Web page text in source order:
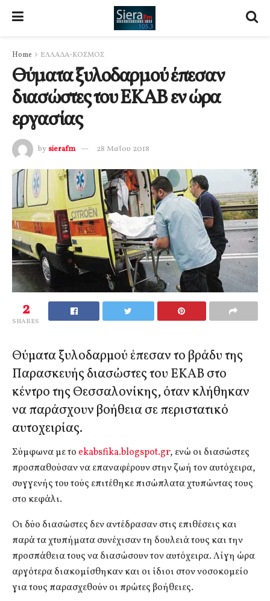
Home ΕΛΛΑΔΑ-ΚΟΣΜΟΣ
Θύματα ξυλοδαρμού έπεσαν
διασώστες του ΕΚΑΒ εν ώρα
εργασίας
by sierafm 28 Μαΐου 2018
2
SHARES
Θύματα ξυλοδαρμού έπεσαν το βράδυ της
Παρασκευής διασώστες του ΕΚΑΒ στο
κέντρο της Θεσσαλονίκης, όταν κλήθηκαν
να παράσχουν βοήθεια σε περιστατικό
αυτοχειρίας.
Σύμφωνα με το ekabsfika.blogspot.gr, ενώ οι διασώστες
προσπαθούσαν να επαναφέρουν στην ζωή τον αυτόχειρα,
συγγενής του τούς επιτέθηκε πισώπλατα χτυπώντας τους
στο κεφάλι.
Οι δύο διασώστες δεν αντέδρασαν στις επιθέσεις και
παρά τα χτυπήματα συνέχισαν τη δουλειά τους και την
προσπάθεια τους να διασώσουν τον αυτόχειρα. Λίγη ώρα
αργότερα διακομίσθηκαν και οι ίδιοι στον νοσοκομείο
για τους παρασχεθούν οι πρώτες βοήθειες.